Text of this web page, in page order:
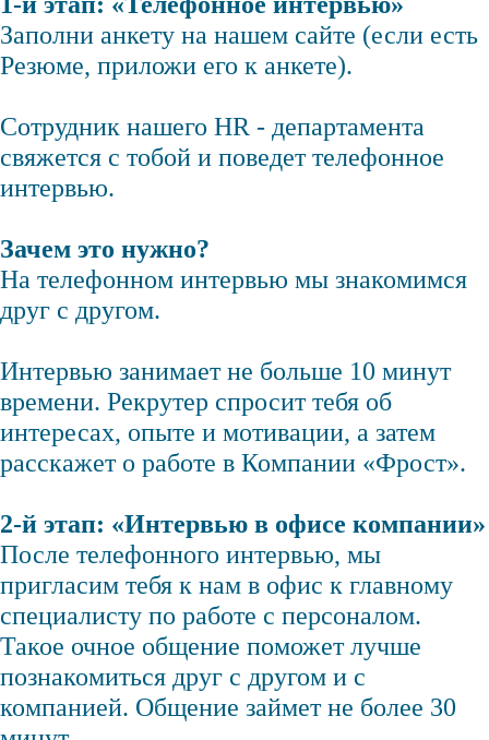
Заполни анкету на нашем сайте (если есть
Резюме, приложи его к анкете).
Сотрудник нашего HR - департамента
свяжется с тобой и поведет телефонное
интервью.
Зачем это нужно?
На телефонном интервью мы знакомимся
друг с другом.
Интервью занимает не больше 10 минут
времени. Рекрутер спросит тебя об
интересах, опыте и мотивации, а затем
расскажет о работе в Компании «Фрост».
2-й этап: «Интервью в офисе компании»
После телефонного интервью, мы
пригласим тебя к нам в офис к главному
специалисту по работе с персоналом.
Такое очное общение поможет лучше
познакомиться друг с другом и с
компанией. Общение займет не более 30